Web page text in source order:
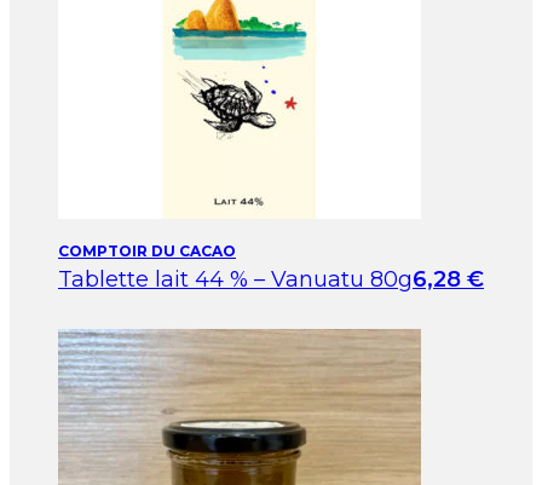
COMPTOIR DU CACAO
Tablette lait 44 % – Vanuatu 80g6,28 €